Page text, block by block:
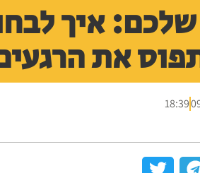
איך
את
18:39